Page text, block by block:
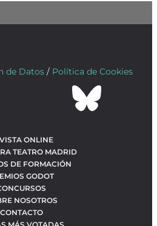
de Datos / Política de Cookies
ONLINE
TEATRO MADRID
DE FORMACIÓN
GODOT
NOSOTROS
CONTACTO